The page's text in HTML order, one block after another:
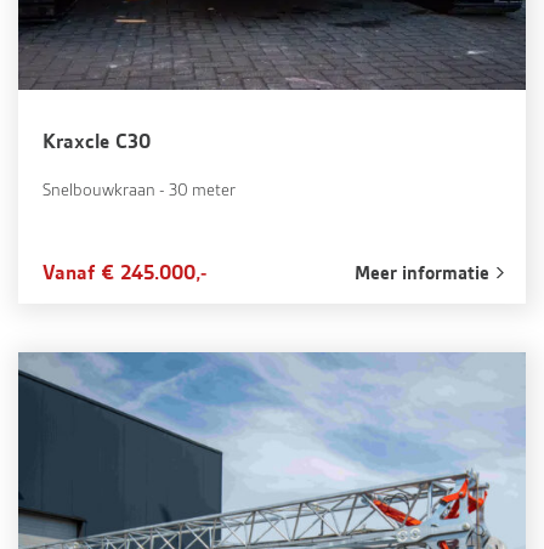
Kraxcle C30
Snelbouwkraan - 30 meter
Vanaf € 245.000,- Meer informatie